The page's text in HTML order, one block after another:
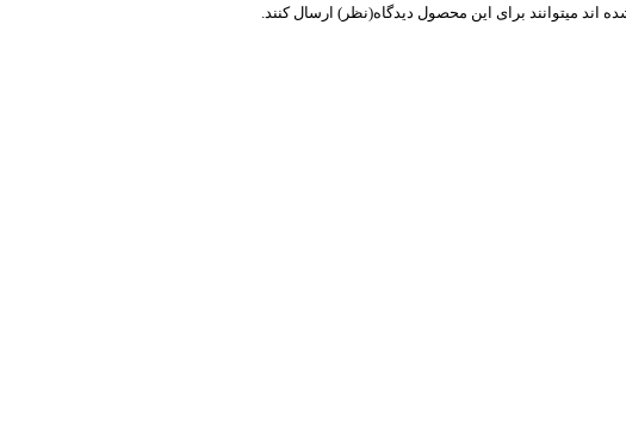
میتوانند برای این محصول دیدگاه(نظر) ارسال کنند.